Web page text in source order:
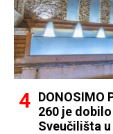
DONOSIMO
260 je
Sveučilišta